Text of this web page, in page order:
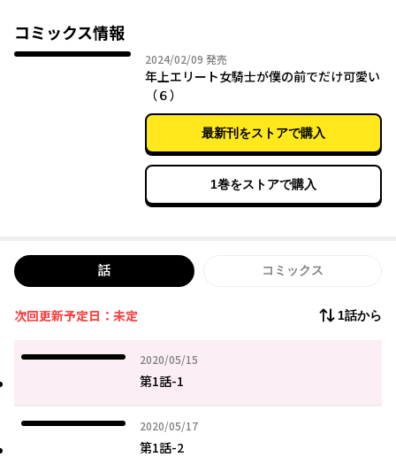
ボイスコミック動画公開中！
https://youtu.be/08mkjNEYZtM
コミックス情報
2024/02/09 2024年02月09日
発売
年上エリート女騎士が僕の前でだけ可愛い
（６）
最新刊をストアで購入
1巻をストアで購入
話 コミックス
次回更新予定日：未定 1話から
2020/05/15
2020年05月15日
第1話-1
2020/05/17
2020年05月17日
第1話-2